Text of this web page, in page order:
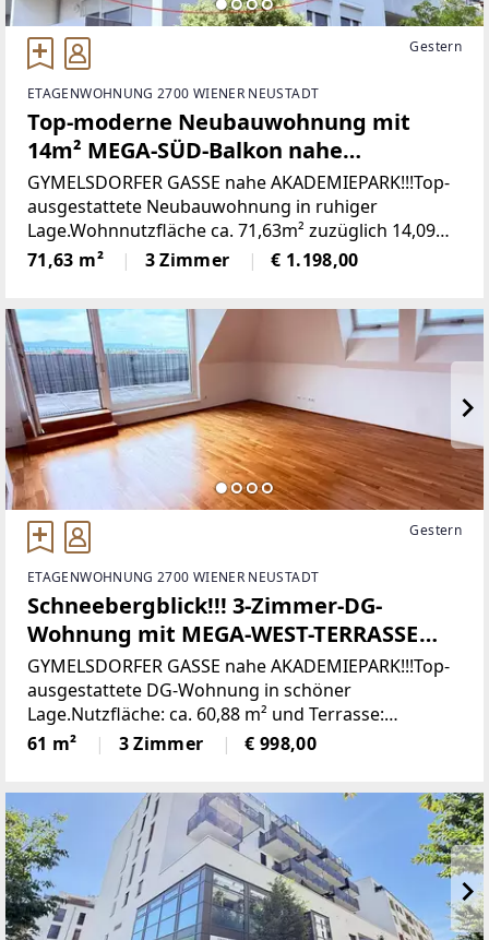
Gestern
ETAGENWOHNUNG 2700 WIENER NEUSTADT
Top-moderne Neubauwohnung mit
14m² MEGA-SÜD-Balkon nahe
Akademiepark
GYMELSDORFER GASSE nahe AKADEMIEPARK!!!Top-
ausgestattete Neubauwohnung in ruhiger
Lage.Wohnnutzfläche ca. 71,63m² zuzüglich 14,09m²
BalkonOptimale Infrastruktur!! Die Wohnung
befindet sich im 3. OG. RAUMAUFTEILUNG IN
71,63 m² 3 Zimmer € 1.198,00
Gestern
ETAGENWOHNUNG 2700 WIENER NEUSTADT
Schneebergblick!!! 3-Zimmer-DG-
Wohnung mit MEGA-WEST-TERRASSE
(23m²) nahe Akademiepark
GYMELSDORFER GASSE nahe AKADEMIEPARK!!!Top-
ausgestattete DG-Wohnung in schöner
Lage.Nutzfläche: ca. 60,88 m² und Terrasse:
23,02m²Zimmer: 3Stockwerk: DG Da die Wohnung
noch bewohnt ist, handelt es sich um
61 m² 3 Zimmer € 998,00